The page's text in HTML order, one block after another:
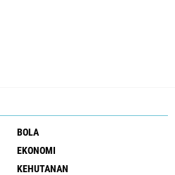
BOLA
EKONOMI
KEHUTANAN